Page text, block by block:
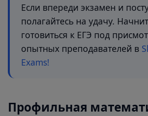
Если впереди экзамен и
полагайтесь на удачу.
готовиться к ЕГЭ под
опытных преподавателей в
Exams!
Профильная